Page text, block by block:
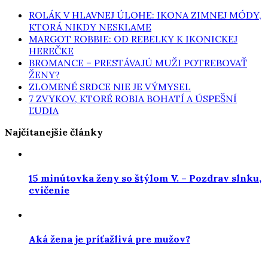
ROLÁK V HLAVNEJ ÚLOHE: IKONA ZIMNEJ MÓDY,
KTORÁ NIKDY NESKLAME
MARGOT ROBBIE: OD REBELKY K IKONICKEJ
HEREČKE
BROMANCE – PRESTÁVAJÚ MUŽI POTREBOVAŤ
ŽENY?
ZLOMENÉ SRDCE NIE JE VÝMYSEL
7 ZVYKOV, KTORÉ ROBIA BOHATÍ A ÚSPEŠNÍ
ĽUDIA
Najčítanejšie články
15 minútovka ženy so štýlom V. – Pozdrav slnku,
cvičenie
Aká žena je príťažlivá pre mužov?